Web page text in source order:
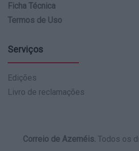
Ficha Técnica
Termos de Uso
Serviços
Edições
Livro de reclamações
Correio de Azeméis. Todos os